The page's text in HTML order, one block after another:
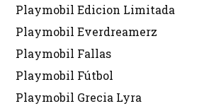
Playmobil Edicion Limitada
Playmobil Everdreamerz
Playmobil Fallas
Playmobil Fútbol
Playmobil Grecia Lyra